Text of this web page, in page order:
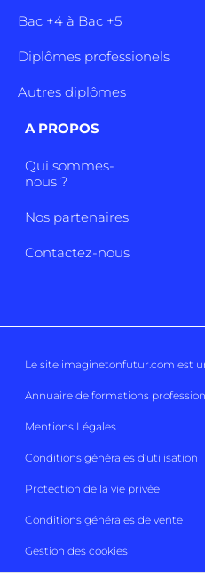
Bac +4 à Bac +5
Diplômes professionels
Autres diplômes
A PROPOS
Qui sommes-
nous ?
Nos partenaires
Contactez-nous
Le site imaginetonfutur.com est
Annuaire de formations
Mentions Légales
Conditions générales d’utilisation
Protection de la vie privée
Conditions générales de vente
Gestion des cookies